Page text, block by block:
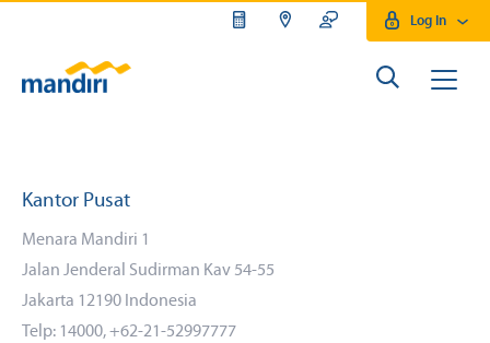
Log In
Kantor Pusat
Menara Mandiri 1
Jalan Jenderal Sudirman Kav 54-55
Jakarta 12190 Indonesia
Telp: 14000, +62-21-52997777